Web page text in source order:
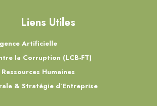
Liens Utiles
Artificielle
la Corruption (LCB-FT)
Humaines
& Stratégie d’Entreprise